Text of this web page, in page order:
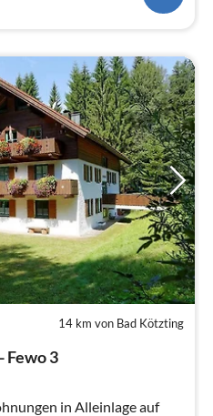
14 km von Bad Kötzting
Fewo 3
in Alleinlage auf